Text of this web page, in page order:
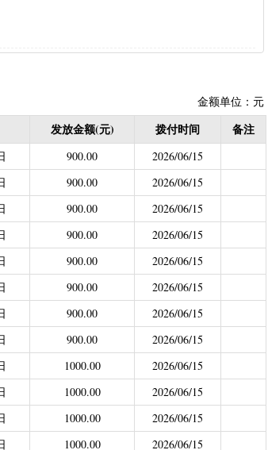
束）
基础性补偿（已结束）
段残疾学生补贴）
农村危房改造
扶贫救助专项补助
业人员社会保险补贴
后期扶持资金（移民办）
金额单位：元
发放金额(元) 拨付时间 备注
900.00
2026/06/15
900.00
2026/06/15
900.00
2026/06/15
900.00
2026/06/15
900.00
2026/06/15
900.00
2026/06/15
900.00
2026/06/15
900.00
2026/06/15
1000.00
2026/06/15
1000.00
2026/06/15
1000.00
2026/06/15
1000.00
2026/06/15